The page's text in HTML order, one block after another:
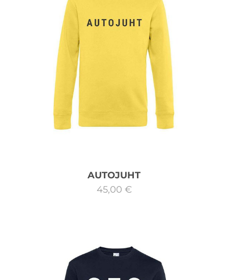
AUTOJUHT
45,00 €